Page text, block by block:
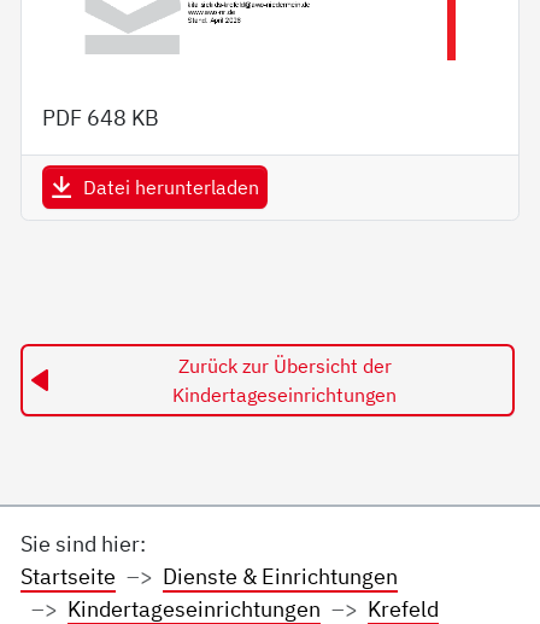
PDF 648 KB
Datei herunterladen
Zurück zur Übersicht der
Kindertageseinrichtungen
Sie sind hier:
Startseite
Dienste & Einrichtungen
Kindertageseinrichtungen
Krefeld